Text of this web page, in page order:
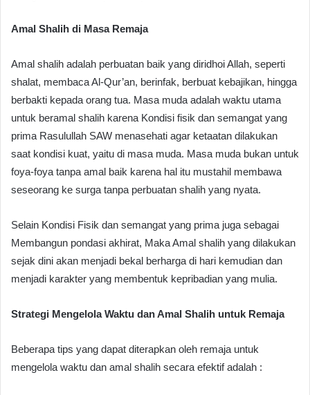
Amal Shalih di Masa Remaja
Amal shalih adalah perbuatan baik yang diridhoi Allah, seperti
shalat, membaca Al-Qur’an, berinfak, berbuat kebajikan, hingga
berbakti kepada orang tua. Masa muda adalah waktu utama
untuk beramal shalih karena Kondisi fisik dan semangat yang
prima Rasulullah SAW menasehati agar ketaatan dilakukan
saat kondisi kuat, yaitu di masa muda. Masa muda bukan untuk
foya-foya tanpa amal baik karena hal itu mustahil membawa
seseorang ke surga tanpa perbuatan shalih yang nyata.
Selain Kondisi Fisik dan semangat yang prima juga sebagai
Membangun pondasi akhirat, Maka Amal shalih yang dilakukan
sejak dini akan menjadi bekal berharga di hari kemudian dan
menjadi karakter yang membentuk kepribadian yang mulia.
Strategi Mengelola Waktu dan Amal Shalih untuk Remaja
Beberapa tips yang dapat diterapkan oleh remaja untuk
mengelola waktu dan amal shalih secara efektif adalah :